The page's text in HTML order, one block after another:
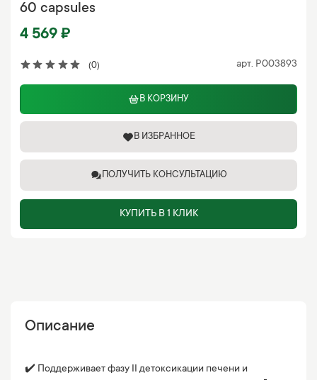
(0) арт. P003893
60 capsules
4 569 ₽
В КОРЗИНУ
В ИЗБРАННОЕ
ПОЛУЧИТЬ КОНСУЛЬТАЦИЮ
КУПИТЬ В 1 КЛИК
Описание
✔️ Поддерживает фазу II детоксикации печени и